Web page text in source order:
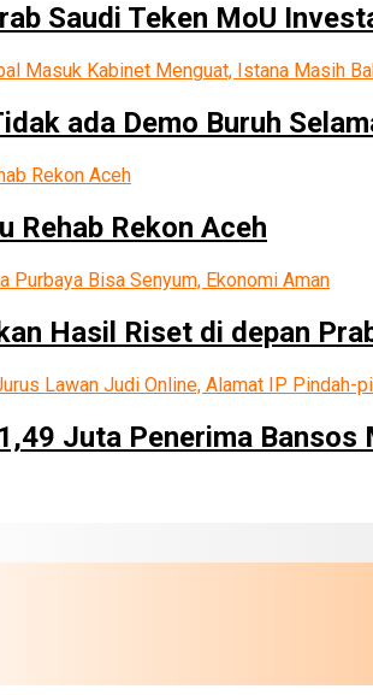
Saudi Teken MoU
ada Demo Buruh
Rehab Rekon Aceh
Hasil Riset di depan
Juta Penerima Bansos